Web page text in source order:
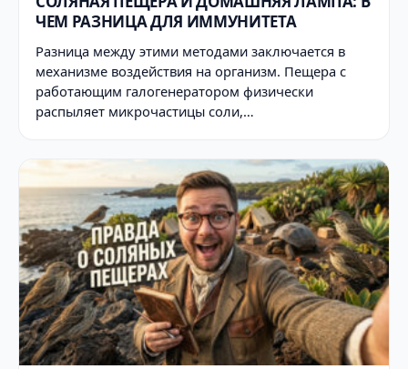
ЧЕМ РАЗНИЦА ДЛЯ ИММУНИТЕТА
Разница между этими методами заключается в
механизме воздействия на организм. Пещера с
работающим галогенератором физически
распыляет микрочастицы соли,…